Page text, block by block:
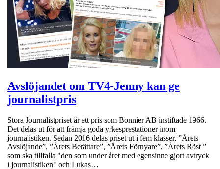
Avslöjandet om TV4-Jenny kan ge
journalistpris
Stora Journalistpriset är ett pris som Bonnier AB instiftade 1966.
Det delas ut för att främja goda yrkesprestationer inom
journalistiken. Sedan 2016 delas priset ut i fem klasser, ”Årets
Avslöjande”, ”Årets Berättare”, ”Årets Förnyare”, ”Årets Röst ”
som ska tillfalla "den som under året med egensinne gjort avtryck
i journalistiken" och Lukas…